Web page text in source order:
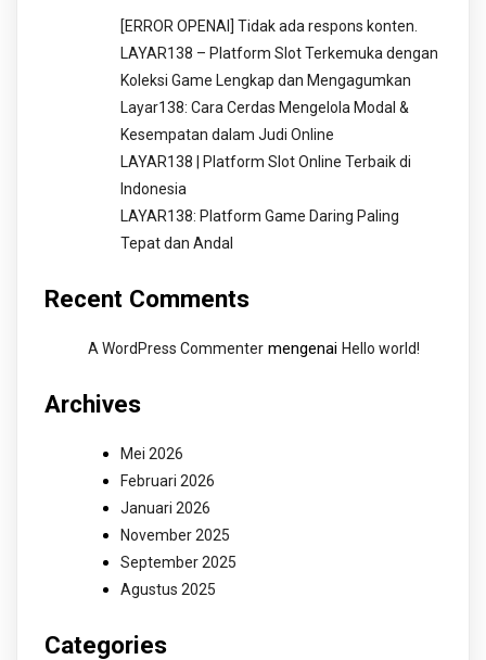
[ERROR OPENAI] Tidak ada respons konten.
LAYAR138 – Platform Slot Terkemuka dengan
Koleksi Game Lengkap dan Mengagumkan
Layar138: Cara Cerdas Mengelola Modal &
Kesempatan dalam Judi Online
LAYAR138 | Platform Slot Online Terbaik di
Indonesia
LAYAR138: Platform Game Daring Paling
Tepat dan Andal
Recent Comments
A WordPress Commenter mengenai Hello world!
Archives
Mei 2026
Februari 2026
Januari 2026
November 2025
September 2025
Agustus 2025
Categories